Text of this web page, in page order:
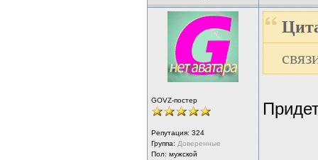
GOVZ-постер
Репутация: 324
Группа: Доверенные
Пол: мужской